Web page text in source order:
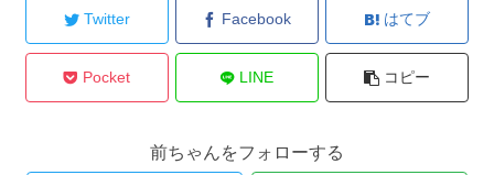
Twitter Facebook はてブ
Pocket LINE コピー
前ちゃんをフォローする